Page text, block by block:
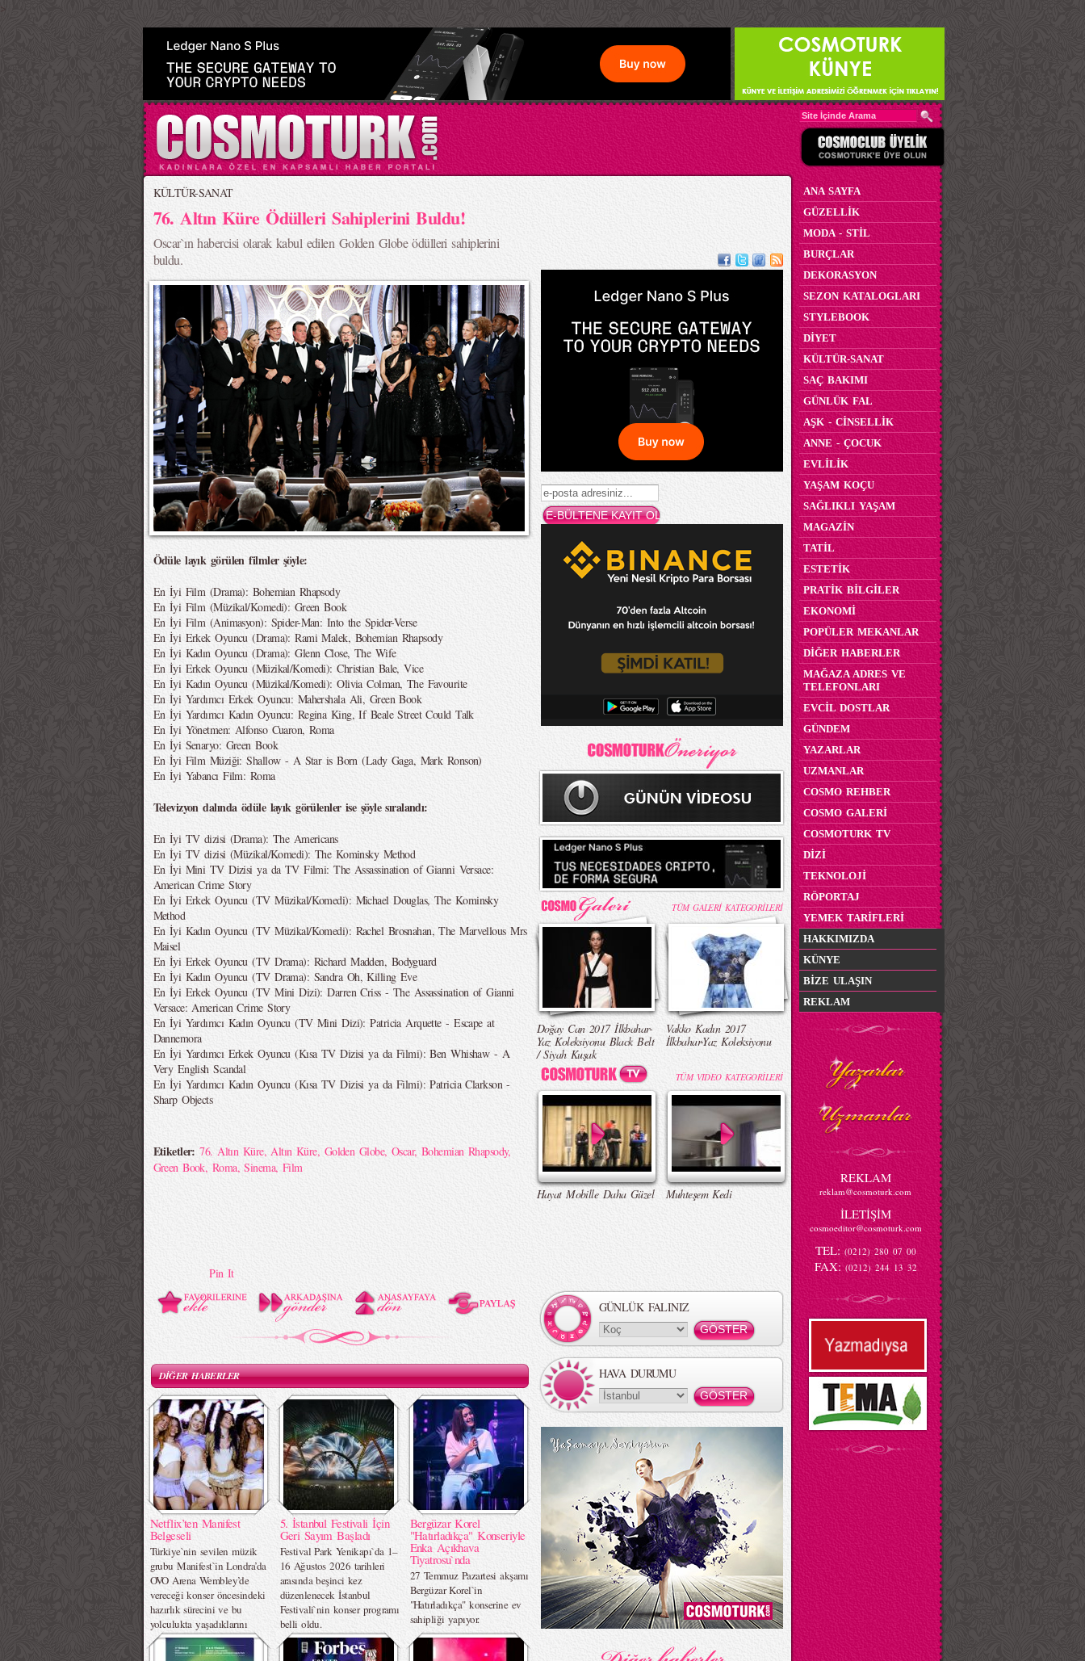
>
KÜLTÜR-SANAT
76. Altın Küre Ödülleri Sahiplerini Buldu!
Oscar`ın habercisi olarak kabul edilen Golden Globe ödülleri sahiplerini
buldu.
Ödüle layık görülen filmler şöyle:
En İyi Film (Drama): Bohemian Rhapsody
En İyi Film (Müzikal/Komedi): Green Book
En İyi Film (Animasyon): Spider-Man: Into the Spider-Verse
En İyi Erkek Oyuncu (Drama): Rami Malek, Bohemian Rhapsody
En İyi Kadın Oyuncu (Drama): Glenn Close, The Wife
En İyi Erkek Oyuncu (Müzikal/Komedi): Christian Bale, Vice
En İyi Kadın Oyuncu (Müzikal/Komedi): Olivia Colman, The Favourite
En İyi Yardımcı Erkek Oyuncu: Mahershala Ali, Green Book
En İyi Yardımcı Kadın Oyuncu: Regina King, If Beale Street Could Talk
En İyi Yönetmen: Alfonso Cuaron, Roma
En İyi Senaryo: Green Book
En İyi Film Müziği: Shallow - A Star is Born (Lady Gaga, Mark Ronson)
En İyi Yabancı Film: Roma
Televizyon dalında ödüle layık görülenler ise şöyle sıralandı:
En İyi TV dizisi (Drama): The Americans
En İyi TV dizisi (Müzikal/Komedi): The Kominsky Method
En İyi Mini TV Dizisi ya da TV Filmi: The Assassination of Gianni Versace:
American Crime Story
En İyi Erkek Oyuncu (TV Müzikal/Komedi): Michael Douglas, The Kominsky
Method
En İyi Kadın Oyuncu (TV Müzikal/Komedi): Rachel Brosnahan, The Marvellous Mrs
Maisel
En İyi Erkek Oyuncu (TV Drama): Richard Madden, Bodyguard
En İyi Kadın Oyuncu (TV Drama): Sandra Oh, Killing Eve
En İyi Erkek Oyuncu (TV Mini Dizi): Darren Criss - The Assassination of Gianni
Versace: American Crime Story
En İyi Yardımcı Kadın Oyuncu (TV Mini Dizi): Patricia Arquette - Escape at
Dannemora
En İyi Yardımcı Erkek Oyuncu (Kısa TV Dizisi ya da Filmi): Ben Whishaw - A
Very English Scandal
En İyi Yardımcı Kadın Oyuncu (Kısa TV Dizisi ya da Filmi): Patricia Clarkson -
Sharp Objects
Etiketler:76. Altın Küre,Altın Küre, Golden Globe, Oscar, Bohemian Rhapsody,
Green Book, Roma,Sinema, Film
Pin It
DİĞER HABERLER
Netflix’ten Manifest
Belgeseli
Türkiye`nin sevilen müzik
grubu Manifest`in Londra’da
OVO Arena Wembley’de
vereceği konser öncesindeki
hazırlık sürecini ve bu
yolculukta yaşadıklarını
ekrana taşıyacak bir belgesel
müjdesi verdi.
5. İstanbul Festivali İçin
Geri Sayım Başladı
Festival Park Yenikapı`da 1–
16 Ağustos 2026 tarihleri
arasında beşinci kez
düzenlenecek İstanbul
Festivali`nin konser programı
belli oldu.
Bergüzar Korel
"Hatırladıkça" Konseriyle
Enka Açıkhava
Tiyatrosu`nda
27 Temmuz Pazartesi akşamı
Bergüzar Korel`in
"Hatırladıkça" konserine ev
sahipliği yapıyor.
TÜM GALERİ KATEGORİLERİ
Doğay Can 2017 İlkbahar-
Yaz Koleksiyonu Black Belt
/ Siyah Kuşak
Vakko Kadın 2017
İlkbahar-Yaz Koleksiyonu
TÜM VIDEO KATEGORİLERİ
Hayat Mobille Daha Güzel Muhteşem Kedi
GÜNLÜK FALINIZ
HAVA DURUMU
ANA SAYFA
GÜZELLİK
MODA - STİL
BURÇLAR
DEKORASYON
SEZON KATALOGLARI
STYLEBOOK
DİYET
KÜLTÜR-SANAT
SAÇ BAKIMI
GÜNLÜK FAL
AŞK - CİNSELLİK
ANNE - ÇOCUK
EVLİLİK
YAŞAM KOÇU
SAĞLIKLI YAŞAM
MAGAZİN
TATİL
ESTETİK
PRATİK BİLGİLER
EKONOMİ
POPÜLER MEKANLAR
DİĞER HABERLER
MAĞAZA ADRES VE
TELEFONLARI
EVCİL DOSTLAR
GÜNDEM
YAZARLAR
UZMANLAR
COSMO REHBER
COSMO GALERİ
COSMOTURK TV
DİZİ
TEKNOLOJİ
RÖPORTAJ
YEMEK TARİFLERİ
HAKKIMIZDA
KÜNYE
BİZE ULAŞIN
REKLAM
REKLAM
reklam@cosmoturk.com
İLETİŞİM
cosmoeditor@cosmoturk.com
TEL: (0212) 280 07 00
FAX: (0212) 244 13 32